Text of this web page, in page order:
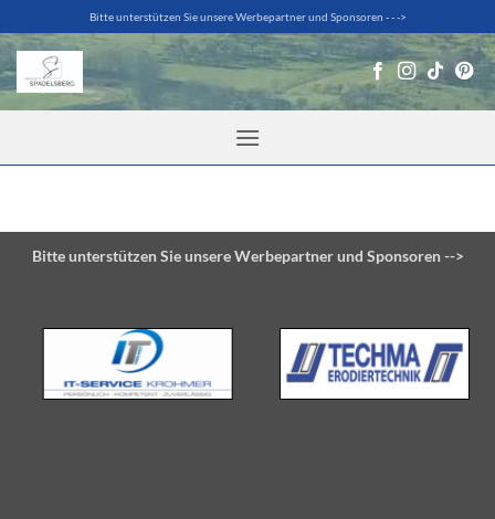
Inhalt
springen
Bitte unterstützen Sie unsere Werbepartner und Sponsoren - - ->
Bitte unterstützen Sie unsere Werbepartner und Sponsoren -->